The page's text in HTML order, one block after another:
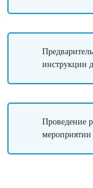
инструкции
Проведение
мероприятии